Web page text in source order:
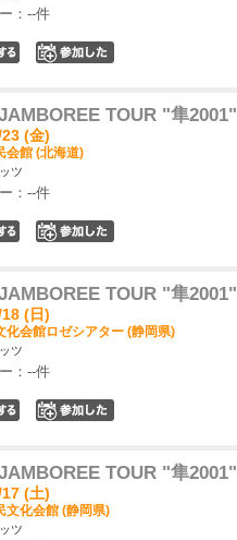
：--件
TOUR "隼2001"
(金)
会館 (北海道)
ツ
：--件
TOUR "隼2001"
(日)
化会館ロゼシアター (静岡県)
ツ
：--件
TOUR "隼2001"
(土)
文化会館 (静岡県)
ツ